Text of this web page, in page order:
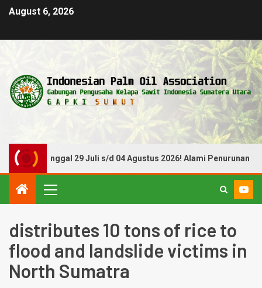
August 6, 2026
Tanggal 29 Juli s/d 04 Agustus 2026! Alami Penurunan
distributes 10 tons of rice to
flood and landslide victims in
North Sumatra